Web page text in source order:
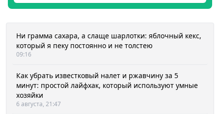
Ни грамма сахара, а слаще шарлотки: яблочный кекс,
который я пеку постоянно и не толстею
09:16
Как убрать известковый налет и ржавчину за 5
минут: простой лайфхак, который используют умные
хозяйки
6 августа, 21:47